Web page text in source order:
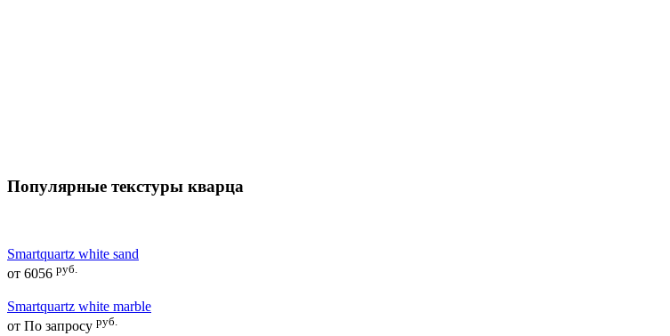
Популярные текстуры кварца
Smartquartz white sand
от 6056 руб.
Smartquartz white marble
от По запросу руб.